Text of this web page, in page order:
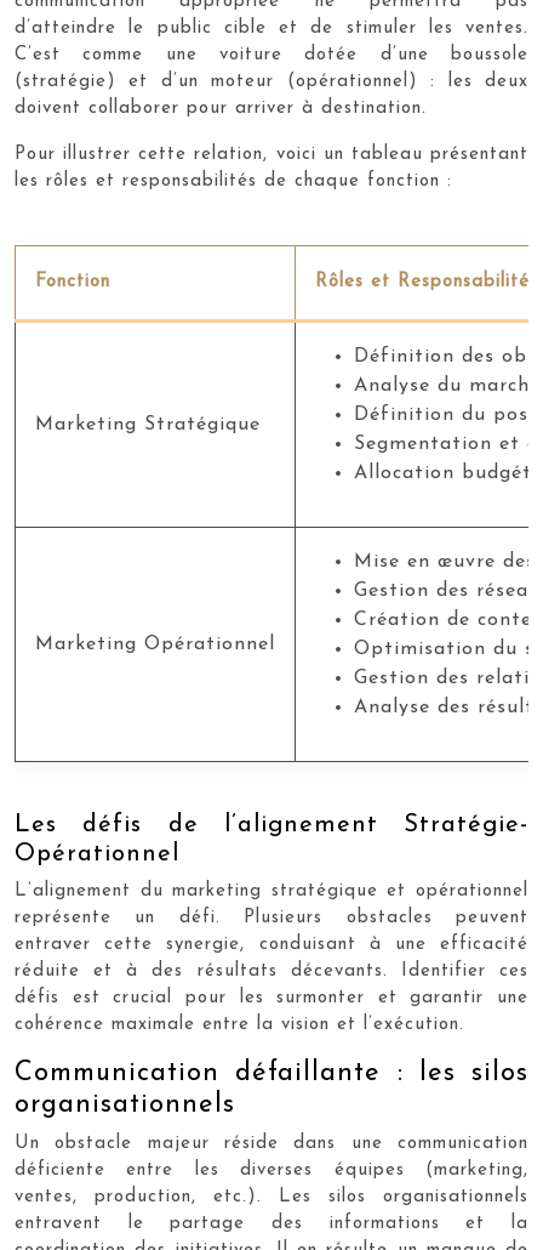
d’atteindre le public cible et de stimuler les ventes.
C’est comme une voiture dotée d’une boussole
(stratégie) et d’un moteur (opérationnel) : les deux
doivent collaborer pour arriver à destination.
Pour illustrer cette relation, voici un tableau présentant
les rôles et responsabilités de chaque fonction :
Fonction Rôles et Responsabilités
Marketing Stratégique
Définition des
Analyse du
Définition du
Segmentation et
Allocation
Marketing Opérationnel
Mise en œuvre
Gestion des
Création de
Optimisation du
Gestion des
Analyse des
Les défis de l’alignement Stratégie-
Opérationnel
L’alignement du marketing stratégique et opérationnel
représente un défi. Plusieurs obstacles peuvent
entraver cette synergie, conduisant à une efficacité
réduite et à des résultats décevants. Identifier ces
défis est crucial pour les surmonter et garantir une
cohérence maximale entre la vision et l’exécution.
Communication défaillante : les silos
organisationnels
Un obstacle majeur réside dans une communication
déficiente entre les diverses équipes (marketing,
ventes, production, etc.). Les silos organisationnels
entravent le partage des informations et la